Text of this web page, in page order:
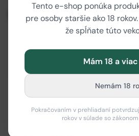
Tento e-shop ponúka
pre osoby staršie ako 18
že spĺňate túto
Mám 18 a
Nemám 18
Pokračovaním v prehliadaní
rokov v súlade so zákonom
10-OH-THC